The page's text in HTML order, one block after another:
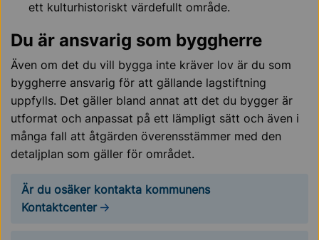
ett kulturhistoriskt värdefullt område.
Du är ansvarig som byggherre
Även om det du vill bygga inte kräver lov är du som
byggherre ansvarig för att gällande lagstiftning
uppfylls. Det gäller bland annat att det du bygger är
utformat och anpassat på ett lämpligt sätt och även i
många fall att åtgärden överensstämmer med den
detaljplan som gäller för området.
Är du osäker kontakta kommunens
Kontaktcenter